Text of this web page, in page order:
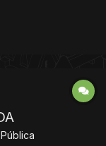
mato você vai ter
ate 5 pl...